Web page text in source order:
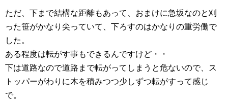
ただ、下まで結構な距離もあって、おまけに急坂なのと刈
った笹がかなり尖っていて、下ろすのはかなりの重労働で
した。
ある程度は転がす事もできるんですけど・・
下は道路なので道路まで転がってしまうと危ないので、ス
トッパーがわりに木を積みつつ少しずつ転がすって感じ
で。